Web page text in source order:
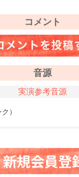
コメント
音源
実演参考音源
）